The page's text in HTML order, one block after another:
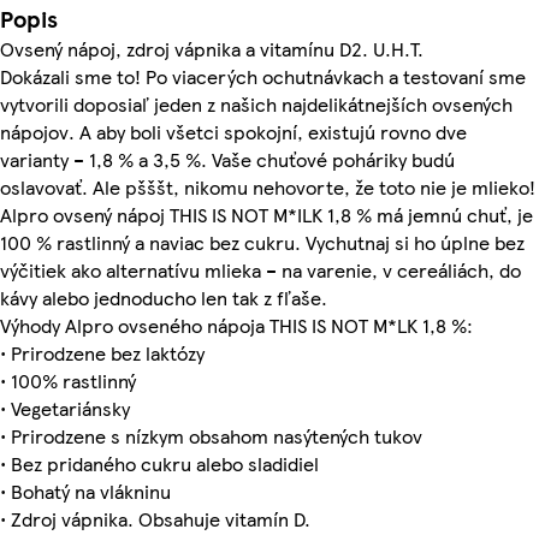
Popis
Ovsený nápoj, zdroj vápnika a vitamínu D2. U.H.T.
Dokázali sme to! Po viacerých ochutnávkach a testovaní sme
vytvorili doposiaľ jeden z našich najdelikátnejších ovsených
nápojov. A aby boli všetci spokojní, existujú rovno dve
varianty – 1,8 % a 3,5 %. Vaše chuťové poháriky budú
oslavovať. Ale pšššt, nikomu nehovorte, že toto nie je mlieko!
Alpro ovsený nápoj THIS IS NOT M*ILK 1,8 % má jemnú chuť, je
100 % rastlinný a naviac bez cukru. Vychutnaj si ho úplne bez
výčitiek ako alternatívu mlieka – na varenie, v cereáliách, do
kávy alebo jednoducho len tak z fľaše.
Výhody Alpro ovseného nápoja THIS IS NOT M*LK 1,8 %:
• Prirodzene bez laktózy
• 100% rastlinný
• Vegetariánsky
• Prirodzene s nízkym obsahom nasýtených tukov
• Bez pridaného cukru alebo sladidiel
• Bohatý na vlákninu
• Zdroj vápnika. Obsahuje vitamín D.